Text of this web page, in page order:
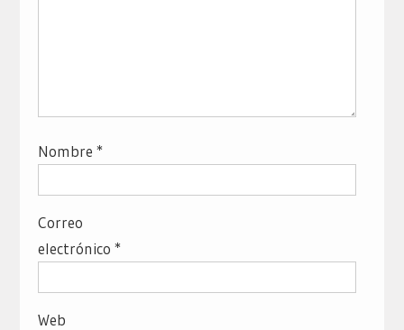
Nombre *
Correo
electrónico *
Web